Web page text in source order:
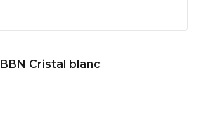
BBN Cristal blanc